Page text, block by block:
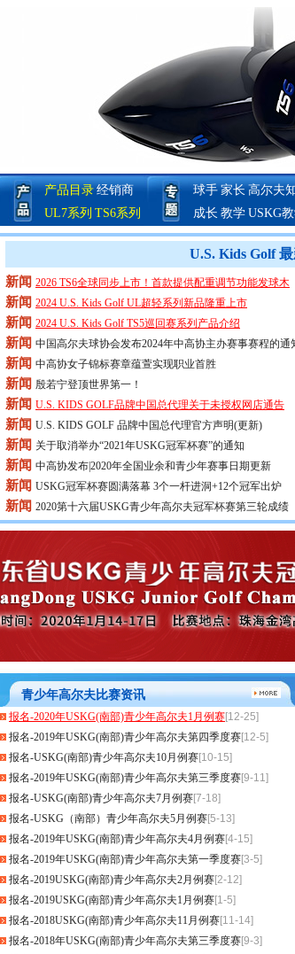
产品目录 经销商
UL7系列 TS6系列
球手 家长 高尔夫
成长 教学 USKG
U.S. Kids Golf
新闻 2026 TS6全球同步上市！首款提供配重调节功能发球木
新闻 2024 U.S. Kids Golf UL超轻系列新品隆重上市
新闻 2024 U.S. Kids Golf TS5巡回赛系列产品介绍
新闻 中国高尔夫球协会发布2024年中高协主办赛事赛程的通
新闻 中高协女子锦标赛章蕴萱实现职业首胜
新闻 殷若宁登顶世界第一！
新闻 U.S. KIDS GOLF品牌中国总代理关于未授权网店通告
新闻 U.S. KIDS GOLF 品牌中国总代理官方声明(更新)
新闻 关于取消举办“2021年USKG冠军杯赛”的通知
新闻 中高协发布|2020年全国业余和青少年赛事日期更新
新闻 USKG冠军杯赛圆满落幕 3个一杆进洞+12个冠军出炉
新闻 2020第十六届USKG青少年高尔夫冠军杯赛第三轮成绩
青少年高尔夫比赛资讯
报名-2020年USKG(南部)青少年高尔夫1月例赛[12-25]
报名-2019年USKG(南部)青少年高尔夫第四季度赛[12-5]
报名-USKG(南部)青少年高尔夫10月例赛[10-15]
报名-2019年USKG(南部)青少年高尔夫第三季度赛[9-11]
报名-USKG(南部)青少年高尔夫7月例赛[7-18]
报名-USKG（南部）青少年高尔夫5月例赛[5-13]
报名-2019年USKG(南部)青少年高尔夫4月例赛[4-15]
报名-2019年USKG(南部)青少年高尔夫第一季度赛[3-5]
报名-2019USKG(南部)青少年高尔夫2月例赛[2-12]
报名-2019USKG(南部)青少年高尔夫1月例赛[1-5]
报名-2018USKG(南部)青少年高尔夫11月例赛[11-14]
报名-2018年USKG(南部)青少年高尔夫第三季度赛[9-3]